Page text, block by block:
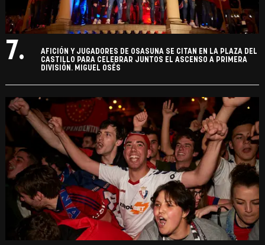
7.
AFICIÓN Y JUGADORES DE OSASUNA SE CITAN EN LA PLAZA DEL
CASTILLO PARA CELEBRAR JUNTOS EL ASCENSO A PRIMERA
DIVISIÓN. MIGUEL OSÉS